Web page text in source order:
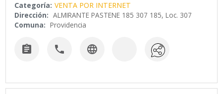
Categoría: VENTA POR INTERNET
Dirección: ALMIRANTE PASTENE 185 307 185, Loc. 307
Comuna: Providencia
  